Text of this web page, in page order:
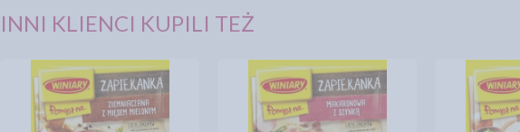
INNI KLIENCI KUPILI TEŻ